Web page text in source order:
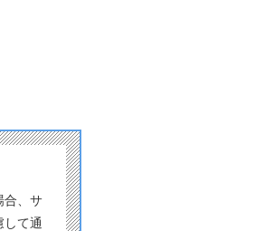
合、サ
して通